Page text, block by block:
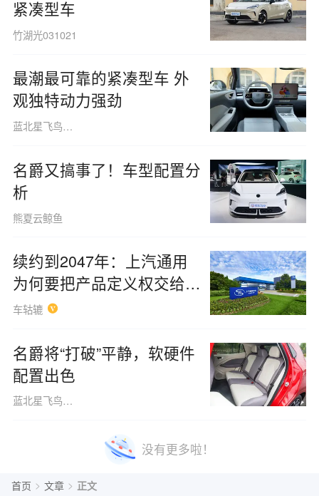
紧凑型车
竹湖光031021
最潮最可靠的紧凑型车 外
观独特动力强劲
蓝北星飞鸟160508
名爵又搞事了！车型配置分
析
熊夏云鲸鱼
续约到2047年：上汽通用
为何要把产品定义权交给中
国？
车轱辘
名爵将“打破”平静，软硬件
配置出色
蓝北星飞鸟160508
没有更多啦！
首页 > 文章 > 正文